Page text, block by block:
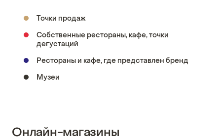
Точки продаж
Собственные рестораны, кафе, точки
дегустаций
Рестораны и кафе, где представлен бренд
Музеи
Онлайн-магазины